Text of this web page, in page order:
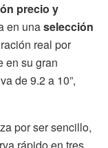
precio y
en unaselección
real por
en su gran
de 9.2 a 10”,
por ser sencillo,